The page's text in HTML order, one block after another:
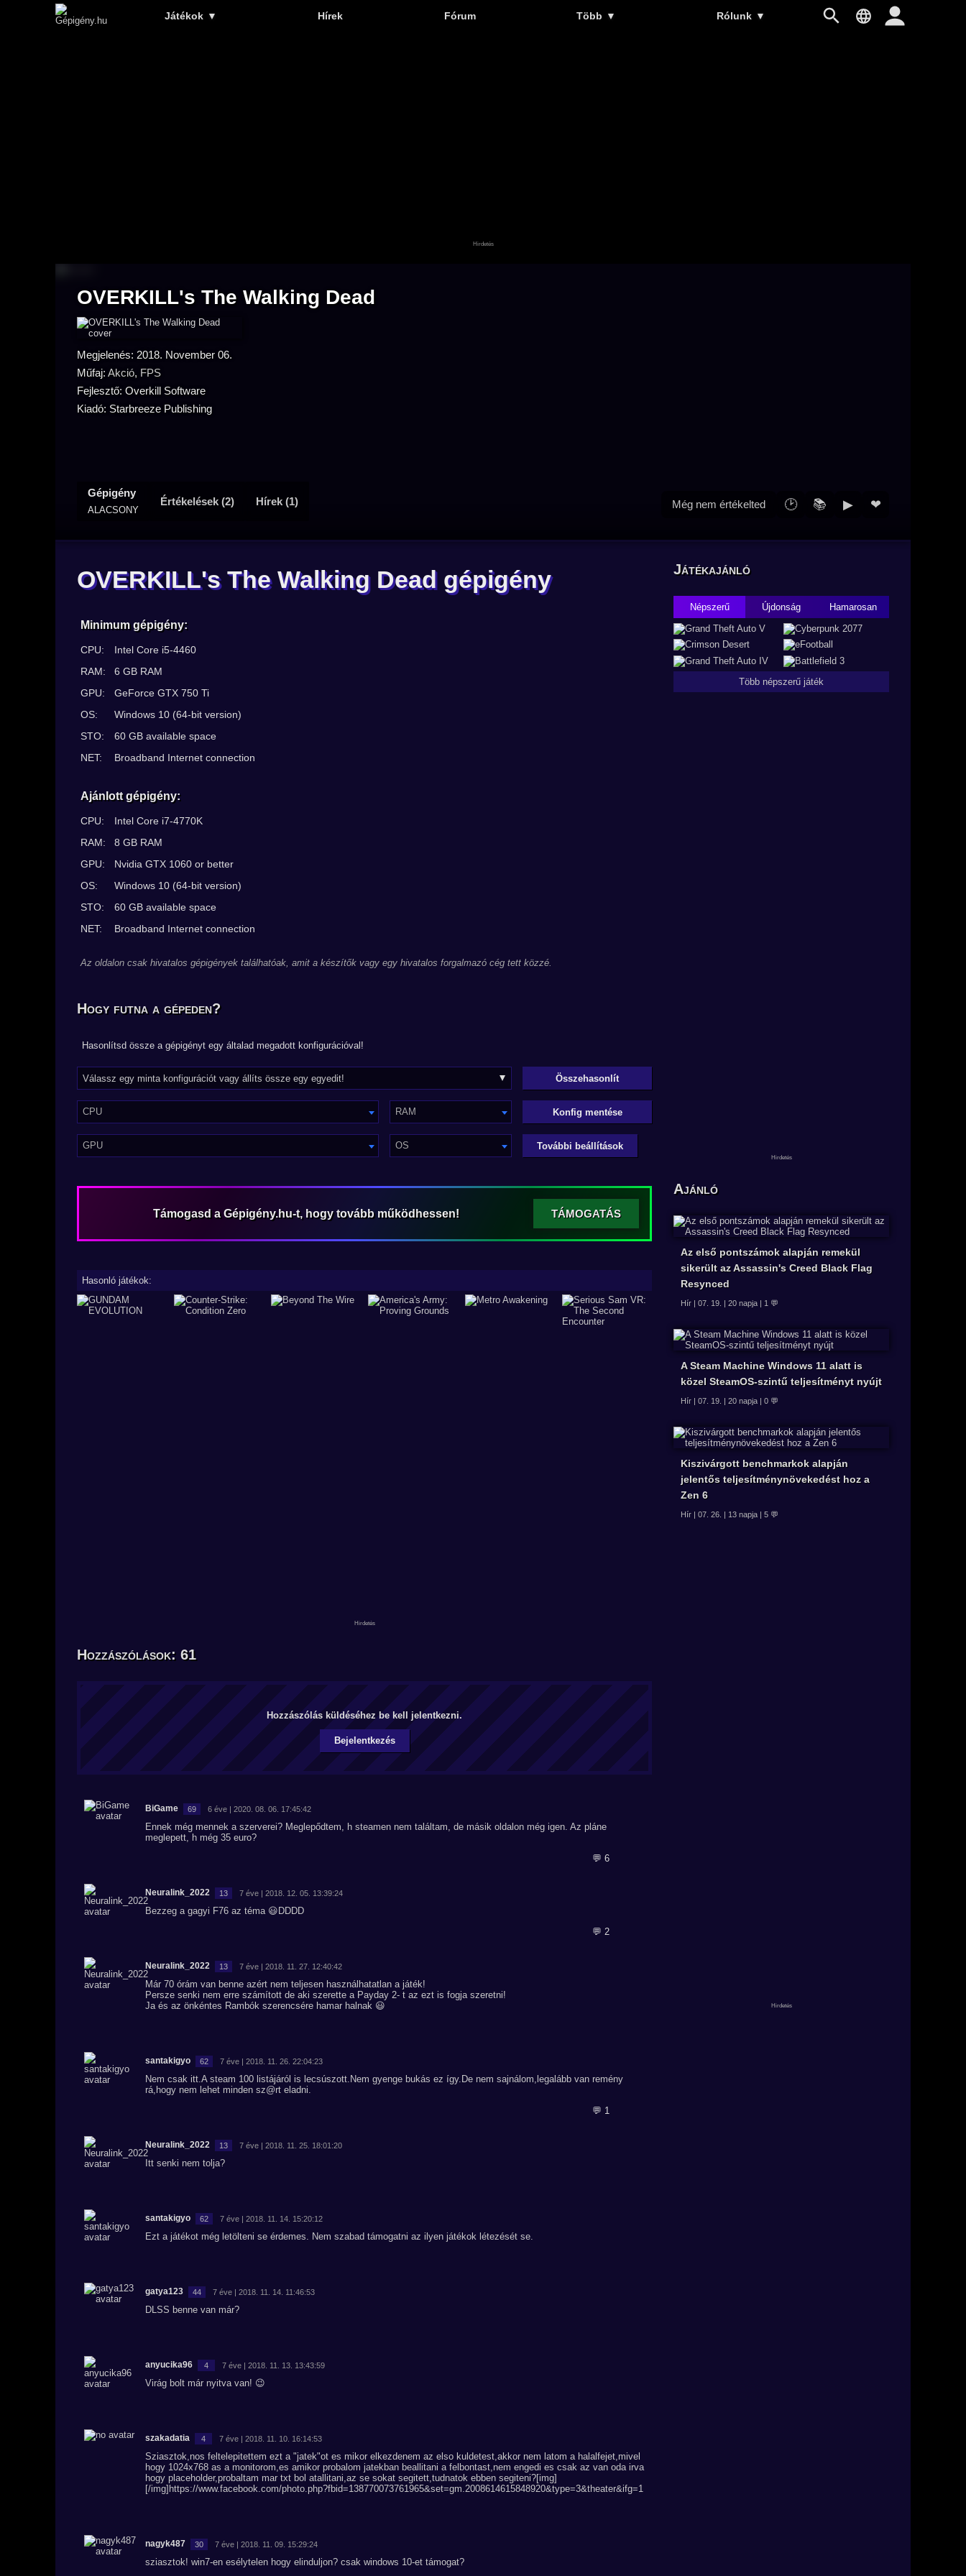
Játékok ▼ Hírek Fórum Több ▼ Rólunk ▼
OVERKILL's The Walking Dead
Megjelenés: 2018. November 06.
Műfaj: Akció, FPS
Fejlesztő: Overkill Software
Kiadó: Starbreeze Publishing
Gépigény
ALACSONY
Értékelések (2) Hírek (1) Még nem értékelted 🕑 📚 ▶ ❤
OVERKILL's The Walking Dead gépigény
Minimum gépigény:
CPU:
Intel Core i5-4460
RAM:
6 GB RAM
GPU:
GeForce GTX 750 Ti
OS:
Windows 10 (64-bit version)
STO:
60 GB available space
NET:
Broadband Internet connection
Ajánlott gépigény:
CPU:
Intel Core i7-4770K
RAM:
8 GB RAM
GPU:
Nvidia GTX 1060 or better
OS:
Windows 10 (64-bit version)
STO:
60 GB available space
NET:
Broadband Internet connection
Az oldalon csak hivatalos gépigények találhatóak, amit a készítők vagy egy hivatalos forgalmazó cég tett közzé.
Hogy futna a gépeden?
Hasonlítsd össze a gépigényt egy általad megadott konfigurációval!
CPU RAM
GPU OS
Konfig mentése
További beállítások
Támogasd a Gépigény.hu-t, hogy tovább működhessen! TÁMOGATÁS
Hasonló játékok:
Hozzászólások: 61
Hozzászólás küldéséhez be kell jelentkezni.
Bejelentkezés
BiGame 69 6 éve | 2020. 08. 06. 17:45:42
Ennek még mennek a szerverei? Meglepődtem, h steamen nem találtam, de másik oldalon még igen. Az pláne
meglepett, h még 35 euro?
💬 6
Neuralink_2022 13 7 éve | 2018. 12. 05. 13:39:24
Bezzeg a gagyi F76 az téma 😃DDDD
💬 2
Neuralink_2022 13 7 éve | 2018. 11. 27. 12:40:42
Már 70 órám van benne azért nem teljesen használhatatlan a játék!
Persze senki nem erre számított de aki szerette a Payday 2- t az ezt is fogja szeretni!
Ja és az önkéntes Rambók szerencsére hamar halnak 😃
santakigyo 62 7 éve | 2018. 11. 26. 22:04:23
Nem csak itt.A steam 100 listájáról is lecsúszott.Nem gyenge bukás ez így.De nem sajnálom,legalább van remény
rá,hogy nem lehet minden sz@rt eladni.
💬 1
Neuralink_2022 13 7 éve | 2018. 11. 25. 18:01:20
Itt senki nem tolja?
santakigyo 62 7 éve | 2018. 11. 14. 15:20:12
Ezt a játékot még letölteni se érdemes. Nem szabad támogatni az ilyen játékok létezését se.
gatya123 44 7 éve | 2018. 11. 14. 11:46:53
DLSS benne van már?
anyucika96 4 7 éve | 2018. 11. 13. 13:43:59
Virág bolt már nyitva van! 😉
szakadatia 4 7 éve | 2018. 11. 10. 16:14:53
Sziasztok,nos feltelepitettem ezt a "jatek"ot es mikor elkezdenem az elso kuldetest,akkor nem latom a halalfejet,mivel
hogy 1024x768 as a monitorom,es amikor probalom jatekban beallitani a felbontast,nem engedi es csak az van oda irva
hogy placeholder,probaltam mar txt bol atallitani,az se sokat segitett,tudnatok ebben segiteni?[img]
[/img]https://www.facebook.com/photo.php?fbid=138770073761965&set=gm.2008614615848920&type=3&theater&ifg=1
nagyk487 30 7 éve | 2018. 11. 09. 15:29:24
sziasztok! win7-en esélytelen hogy elinduljon? csak windows 10-et támogat?
Játékajánló
Népszerű Újdonság Hamarosan
Több népszerű játék
Ajánló
Az első pontszámok alapján remekül
sikerült az Assassin's Creed Black Flag
Resynced
Hír | 07. 19. | 20 napja | 1 💬
A Steam Machine Windows 11 alatt is
közel SteamOS-szintű teljesítményt nyújt
Hír | 07. 19. | 20 napja | 0 💬
Kiszivárgott benchmarkok alapján
jelentős teljesítménynövekedést hoz a
Zen 6
Hír | 07. 26. | 13 napja | 5 💬